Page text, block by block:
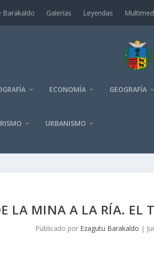
Barakaldo Galerí­as Leyendas
ECONOMÍA GEOGRAFÍ­A
URBANISMO
LA MINA A LA RÍ­A. EL
Publicado por Ezagutu Barakaldo |